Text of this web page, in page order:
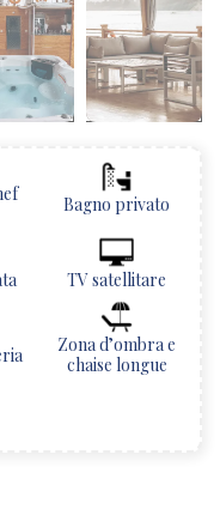
Bagno privato
TV satellitare
Zona d’ombra e
chaise longue